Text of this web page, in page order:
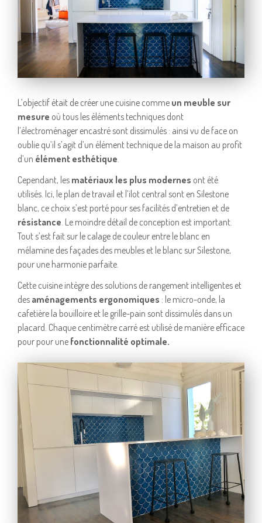
L’objectif était de créer une cuisine comme un meuble sur
mesure où tous les éléments techniques dont
l’électroménager encastré sont dissimulés : ainsi vu de face on
oublie qu’il s’agit d’un élément technique de la maison au profit
d’un élément esthétique.
Cependant, les matériaux les plus modernes ont été
utilisés. Ici, le plan de travail et l’ilot central sont en Silestone
blanc, ce choix s’est porté pour ses facilités d’entretien et de
résistance. Le moindre détail de conception est important.
Tout s’est fait sur le calage de couleur entre le blanc en
mélamine des façades des meubles et le blanc sur Silestone,
pour une harmonie parfaite.
Cette cuisine intègre des solutions de rangement intelligentes et
des aménagements ergonomiques : le micro-onde, la
cafetière la bouilloire et le grille-pain sont dissimulés dans un
placard. Chaque centimètre carré est utilisé de manière efficace
pour pour une fonctionnalité optimale.